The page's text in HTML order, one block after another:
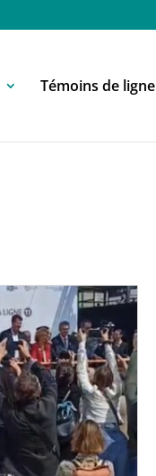
Témoins de ligne